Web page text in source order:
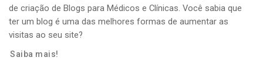
de criação de Blogs para Médicos e Clínicas. Você sabia que
ter um blog é uma das melhores formas de aumentar as
visitas ao seu site?
Saiba mais!